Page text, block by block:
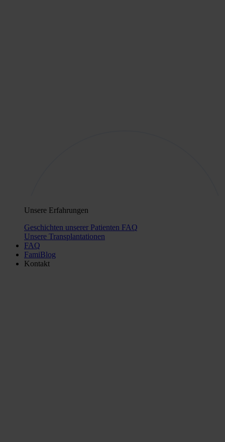
Unsere Erfahrungen
Geschichten unserer Patienten FAQ
Unsere Transplantationen
FAQ
FamiBlog
Kontakt